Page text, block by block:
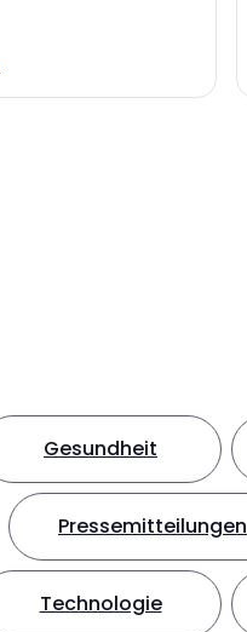
Gesundheit
Pressemitteilungen
Technologie